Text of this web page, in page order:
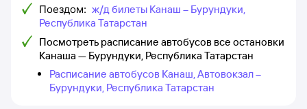
Поездом: ж/д билеты Канаш – Бурундуки,
Республика Татарстан
Посмотреть расписание автобусов все остановки
Канаша — Бурундуки, Республика Татарстан
Расписание автобусов Канаш, Автовокзал –
Бурундуки, Республика Татарстан